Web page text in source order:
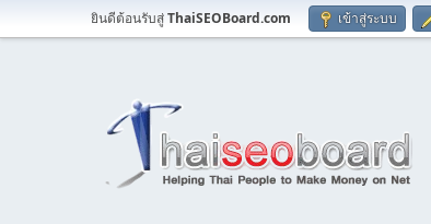
ยินดีต้อนรับสู่ThaiSEOBoard.com เข้าสู่ระบบ